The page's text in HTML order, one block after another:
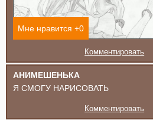
Мне нравится +0
Комментировать
АНИМЕШЕНЬКА
Я СМОГУ НАРИСОВАТЬ
Комментировать